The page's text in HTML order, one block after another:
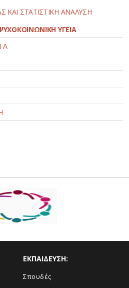
ΚΑΙ ΣΤΑΤΙΣΤΙΚΗ ΑΝΑΛΥΣΗ
ΥΓΕΙΑ
ΕΚΠΑΙΔΕΥΣΗ:
Σπουδές